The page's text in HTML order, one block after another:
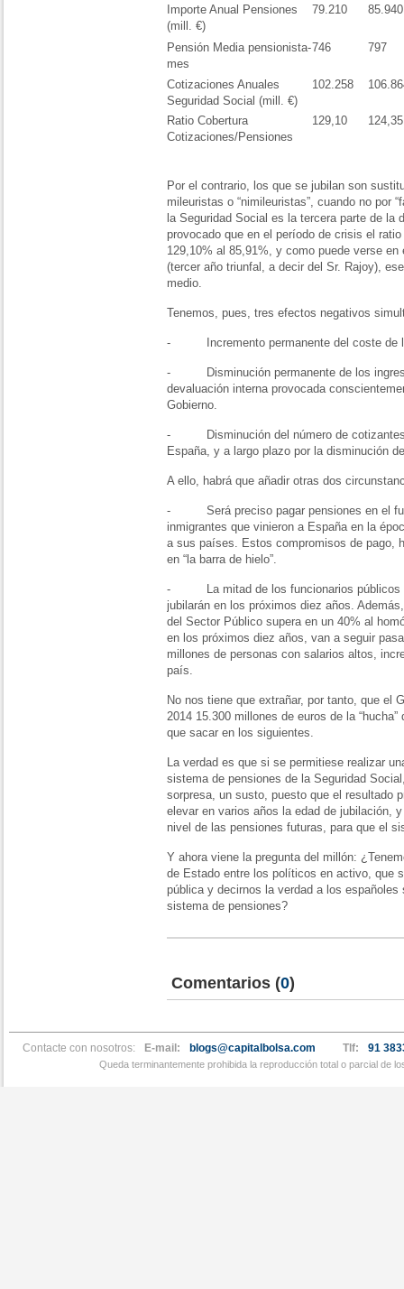
Importe Anual Pensiones
(mill. €)
79.210 85.940
Pensión Media pensionista-
mes
746 797
Cotizaciones Anuales
Seguridad Social (mill. €)
102.258
Ratio Cobertura
Cotizaciones/Pensiones
129,10 124,35
Por el contrario, los que se jubilan son
mileuristas o “nimileuristas”, cuando no por
la Seguridad Social es la tercera parte de la
provocado que en el período de crisis el
129,10% al 85,91%, y como puede verse
(tercer año triunfal, a decir del Sr. Rajoy),
medio.
Tenemos, pues, tres efectos negativos
- Incremento permanente del coste de
- Disminución permanente de los
devaluación interna provocada
Gobierno.
- Disminución del número de cotizantes
España, y a largo plazo por la disminución
A ello, habrá que añadir otras dos
- Será preciso pagar pensiones en el
inmigrantes que vinieron a España en la
a sus países. Estos compromisos de pago,
en “la barra de hielo”.
- La mitad de los funcionarios públicos
jubilarán en los próximos diez años.
del Sector Público supera en un 40% al
en los próximos diez años, van a seguir
millones de personas con salarios altos,
país.
No nos tiene que extrañar, por tanto, que el
2014 15.300 millones de euros de la
que sacar en los siguientes.
La verdad es que si se permitiese realizar
sistema de pensiones de la Seguridad
sorpresa, un susto, puesto que el resultado
elevar en varios años la edad de jubilación,
nivel de las pensiones futuras, para que el
Y ahora viene la pregunta del millón:
de Estado entre los políticos en activo, que
pública y decirnos la verdad a los
sistema de pensiones?
Comentarios (0)
Contacte con nosotros: E-mail: blogs@capitalbolsa.com Tlf: 91
Queda terminantemente prohibida la reproducción total o parcial de